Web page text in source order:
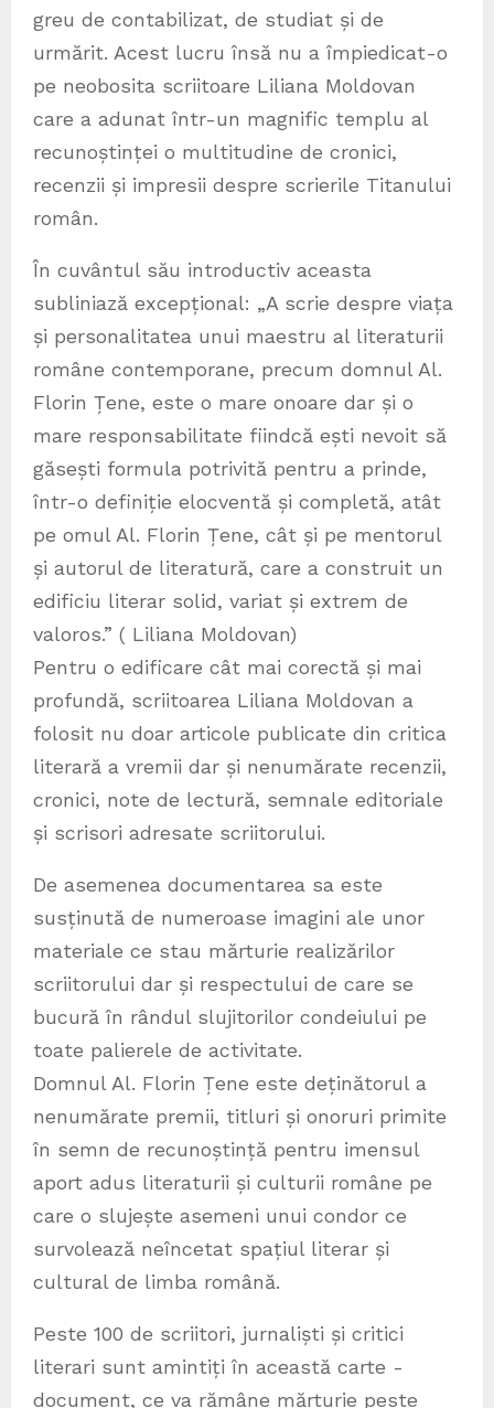
greu de contabilizat, de studiat și de
urmărit. Acest lucru însă nu a împiedicat-o
pe neobosita scriitoare Liliana Moldovan
care a adunat într-un magnific templu al
recunoștinței o multitudine de cronici,
recenzii și impresii despre scrierile Titanului
român.
În cuvântul său introductiv aceasta
subliniază excepțional: „A scrie despre viața
și personalitatea unui maestru al literaturii
române contemporane, precum domnul Al.
Florin Țene, este o mare onoare dar și o
mare responsabilitate fiindcă ești nevoit să
găsești formula potrivită pentru a prinde,
într-o definiție elocventă și completă, atât
pe omul Al. Florin Țene, cât și pe mentorul
și autorul de literatură, care a construit un
edificiu literar solid, variat și extrem de
valoros.” ( Liliana Moldovan)
Pentru o edificare cât mai corectă și mai
profundă, scriitoarea Liliana Moldovan a
folosit nu doar articole publicate din critica
literară a vremii dar și nenumărate recenzii,
cronici, note de lectură, semnale editoriale
și scrisori adresate scriitorului.
De asemenea documentarea sa este
susținută de numeroase imagini ale unor
materiale ce stau mărturie realizărilor
scriitorului dar și respectului de care se
bucură în rândul slujitorilor condeiului pe
toate palierele de activitate.
Domnul Al. Florin Țene este deținătorul a
nenumărate premii, titluri și onoruri primite
în semn de recunoștință pentru imensul
aport adus literaturii și culturii române pe
care o slujește asemeni unui condor ce
survolează neîncetat spațiul literar și
cultural de limba română.
Peste 100 de scriitori, jurnaliști și critici
literari sunt amintiți în această carte -
document, ce va rămâne mărturie peste